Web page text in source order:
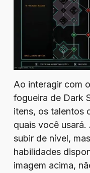
Ao interagir com
fogueira de Dark
itens, os talentos
quais você
subir de nível,
habilidades
imagem acima,